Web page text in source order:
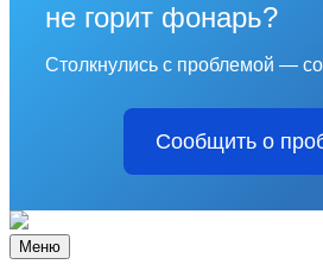
не горит фонарь?
Столкнулись с проблемой —
Сообщить о
Меню